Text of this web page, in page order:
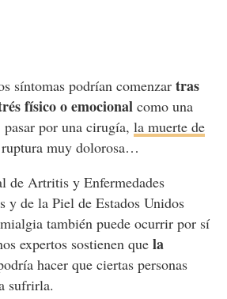
síntomas podrían comenzar tras
físico o emocionalcomo una
por una cirugía, la muerte de
muy dolorosa…
de Artritis y Enfermedades
y de la Piel de Estados Unidos
también puede ocurrir por sí
expertos sostienen que la
hacer que ciertas personas
sufrirla.